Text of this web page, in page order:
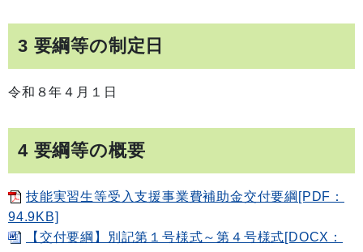
3 要綱等の制定日
令和８年４月１日
4 要綱等の概要
技能実習生等受入支援事業費補助金交付要綱[PDF：
94.9KB]
【交付要綱】別記第１号様式～第４号様式[DOCX：